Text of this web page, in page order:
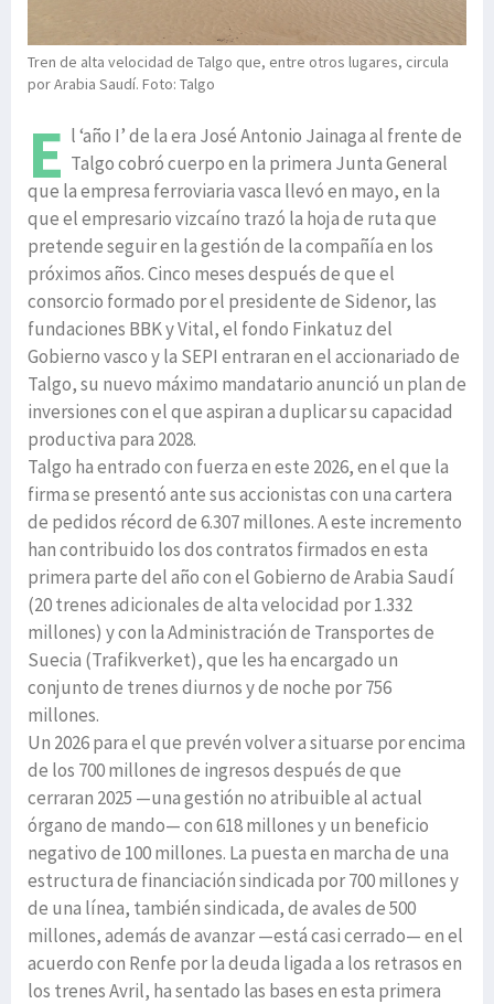
Tren de alta velocidad de Talgo que, entre otros lugares, circula
por Arabia Saudí. Foto: Talgo
E l ‘año I’ de la era José Antonio Jainaga al frente de
Talgo cobró cuerpo en la primera Junta General
que la empresa ferroviaria vasca llevó en mayo, en la
que el empresario vizcaíno trazó la hoja de ruta que
pretende seguir en la gestión de la compañía en los
próximos años. Cinco meses después de que el
consorcio formado por el presidente de Sidenor, las
fundaciones BBK y Vital, el fondo Finkatuz del
Gobierno vasco y la SEPI entraran en el accionariado de
Talgo, su nuevo máximo mandatario anunció un plan de
inversiones con el que aspiran a duplicar su capacidad
productiva para 2028.
Talgo ha entrado con fuerza en este 2026, en el que la
firma se presentó ante sus accionistas con una cartera
de pedidos récord de 6.307 millones. A este incremento
han contribuido los dos contratos firmados en esta
primera parte del año con el Gobierno de Arabia Saudí
(20 trenes adicionales de alta velocidad por 1.332
millones) y con la Administración de Transportes de
Suecia (Trafikverket), que les ha encargado un
conjunto de trenes diurnos y de noche por 756
millones.
Un 2026 para el que prevén volver a situarse por encima
de los 700 millones de ingresos después de que
cerraran 2025 —una gestión no atribuible al actual
órgano de mando— con 618 millones y un beneficio
negativo de 100 millones. La puesta en marcha de una
estructura de financiación sindicada por 700 millones y
de una línea, también sindicada, de avales de 500
millones, además de avanzar —está casi cerrado— en el
acuerdo con Renfe por la deuda ligada a los retrasos en
los trenes Avril, ha sentado las bases en esta primera